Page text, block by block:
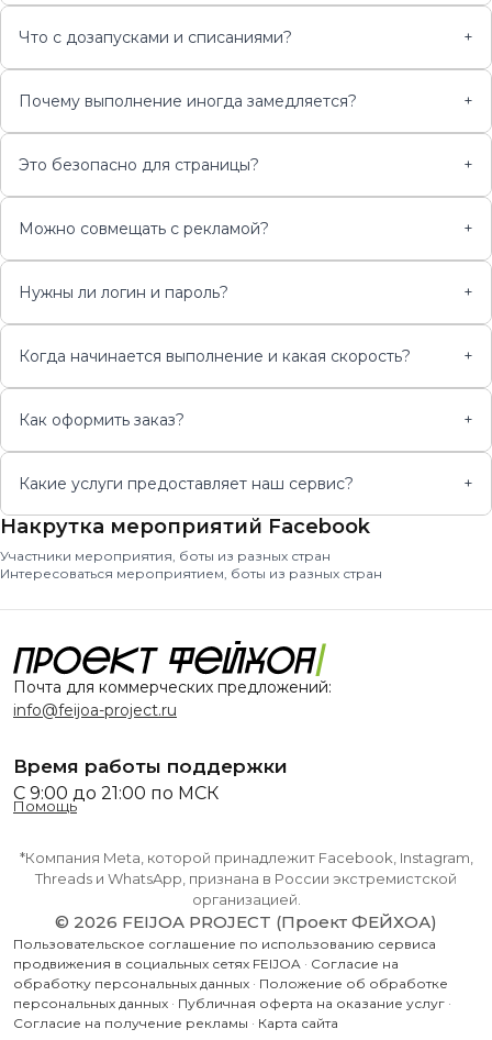
Накрутка мероприятий Facebook
Что с дозапусками и списаниями? +
Почему выполнение иногда замедляется? +
Это безопасно для страницы? +
Можно совмещать с рекламой? +
Нужны ли логин и пароль? +
Когда начинается выполнение и какая скорость? +
Как оформить заказ? +
Какие услуги предоставляет наш сервис? +
Участники мероприятия, боты из разных стран
Интересоваться мероприятием, боты из разных стран
Почта для коммерческих предложений:
info@feijoa-project.ru
Время работы поддержки
С 9:00 до 21:00 по МСК
Помощь
*Компания Meta, которой принадлежит Facebook, Instagram,
Threads и WhatsApp, признана в России экстремистской
организацией.
© 2026 FEIJOA PROJECT (Проект ФЕЙХОА)
Пользовательское соглашение по использованию сервиса
продвижения в социальных сетях FEIJOA · Согласие на
обработку персональных данных · Положение об обработке
персональных данных · Публичная оферта на оказание услуг ·
Согласие на получение рекламы · Карта сайта